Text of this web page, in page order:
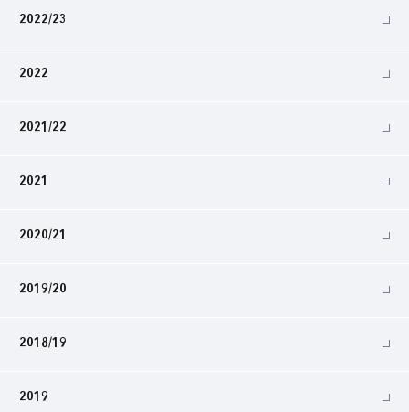
2022/23
2022
2021/22
2021
2020/21
2019/20
2018/19
2019